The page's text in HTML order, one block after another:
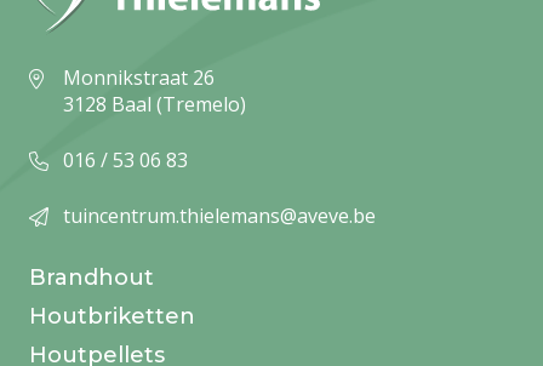
Monnikstraat 26
3128 Baal (Tremelo)
016 / 53 06 83
tuincentrum.thielemans@aveve.be
Brandhout
Houtbriketten
Houtpellets